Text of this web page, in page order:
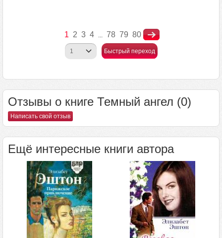
1 2 3 4 ... 78 79 80
Быстрый переход
Отзывы о книге Темный ангел (0)
Написать свой отзыв
Ещё интересные книги автора